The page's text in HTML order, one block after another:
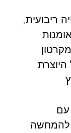
ריבועית,
היוצרת
עם
להמחשה